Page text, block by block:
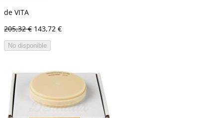
de VITA
205,32 € 143,72 €
No disponible